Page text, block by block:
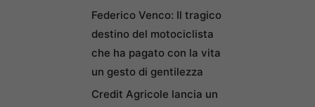
Federico Venco: Il tragico
destino del motociclista
che ha pagato con la vita
un gesto di gentilezza
Credit Agricole lancia un